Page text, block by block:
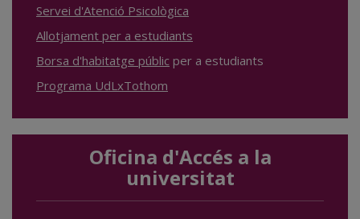
Servei d'Atenció Psicològica
Allotjament per a estudiants
Borsa d'habitatge públic per a estudiants
Programa UdLxTothom
Oficina d'Accés a la
universitat